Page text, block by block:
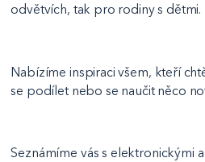
odvětvích, tak pro rodiny s dětmi.
Nabízíme inspiraci všem, kteří
se podílet nebo se naučit něco
Seznámíme vás s elektronickými